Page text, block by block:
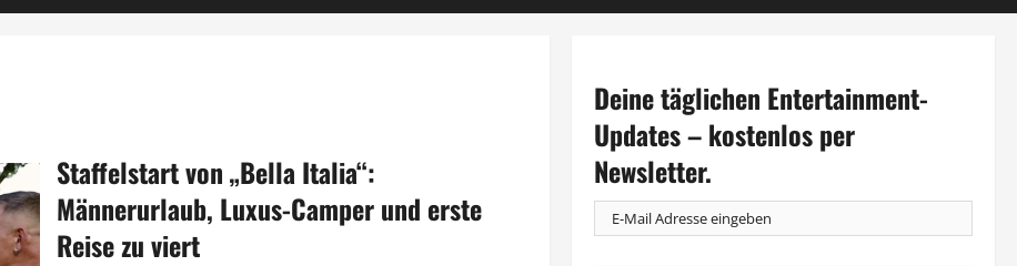
Staffelstart von „Bella Italia“:
Männerurlaub, Luxus-Camper und erste
Reise zu viert
Deine täglichen Entertainment-
Updates – kostenlos per
Newsletter.